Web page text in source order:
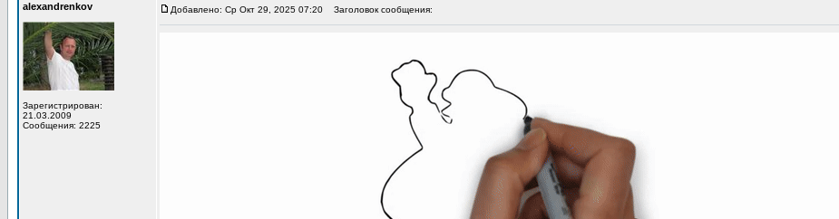
alexandrenkov
Зарегистрирован:
21.03.2009
Сообщения: 2225
Добавлено: Ср Окт 29, 2025 07:20 Заголовок сообщения: